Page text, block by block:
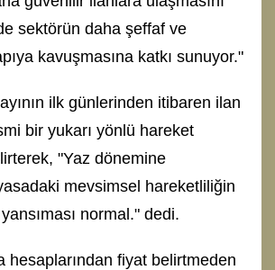
sektörün daha şeffaf ve
kavuşmasına katkı sunuyor."
ilk günlerinden itibaren ilan
bir yukarı yönlü hareket
"Yaz dönemine
mevsimsel hareketliliğin
normal." dedi.
hesaplarından fiyat belirtmeden